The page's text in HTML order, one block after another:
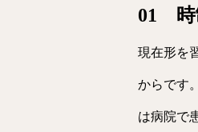
01 時
現在形を
からです
は病院で